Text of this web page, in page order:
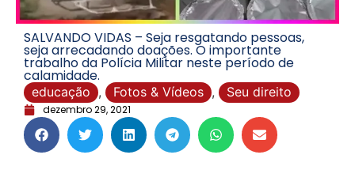
SALVANDO VIDAS – Seja resgatando pessoas,
seja arrecadando doações. O importante
trabalho da Polícia Militar neste período de
calamidade.
educação , Fotos & Vídeos , Seu direito
dezembro 29, 2021